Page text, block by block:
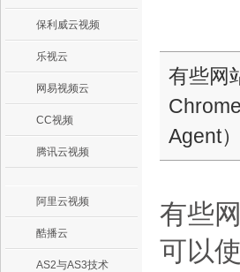
个人网站
为个人网站、博客论坛，添加视频
保利威云视频
乐视云
网易视频云
CC视频
腾讯云视频
阿里云视频
酷播云
AS2与AS3技术
有些网
Agent
有些
可以